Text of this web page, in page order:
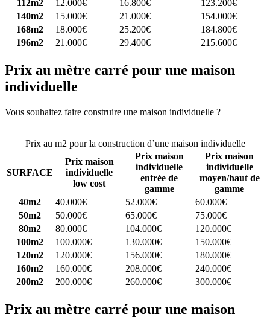
112m2
12.000€ 16.800€
123.200€
140m2
15.000€ 21.000€
154.000€
168m2
18.000€ 25.200€
184.800€
196m2
21.000€ 29.400€ 215.600€
Prix au mètre carré pour une maison
individuelle
Vous souhaitez faire construire une maison individuelle ?
Prix au m2 pour la construction d’une maison individuelle
SURFACE
Prix maison
individuelle
low cost
Prix maison
individuelle
entrée de
gamme
Prix maison
individuelle
moyen/haut de
gamme
40m2
40.000€ 52.000€
60.000€
50m2
50.000€ 65.000€
75.000€
80m2
80.000€ 104.000€
120.000€
100m2
100.000€ 130.000€
150.000€
120m2
120.000€ 156.000€
180.000€
160m2
160.000€ 208.000€
240.000€
200m2
200.000€ 260.000€ 300.000€
Prix au mètre carré pour une maison